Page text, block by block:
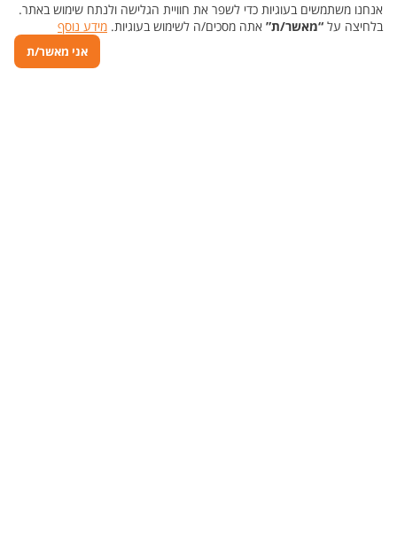
אנחנו משתמשים בעוגיות כדי לשפר את חוויית הגלישה ולנתח שימוש באתר.
בלחיצה על “מאשר/ת” אתה מסכים/ה לשימוש בעוגיות. מידע נוסף
אני מאשר/ת